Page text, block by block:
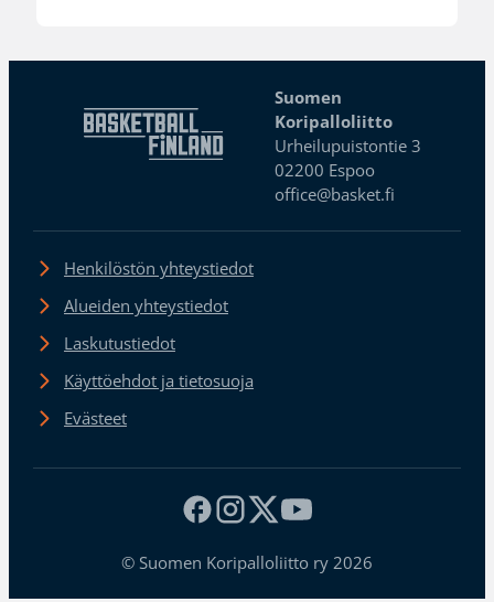
Suomen
Koripalloliitto
Urheilupuistontie 3
02200 Espoo
office@basket.fi
Henkilöstön yhteystiedot
Alueiden yhteystiedot
Laskutustiedot
Käyttöehdot ja tietosuoja
Evästeet
© Suomen Koripalloliitto ry 2026